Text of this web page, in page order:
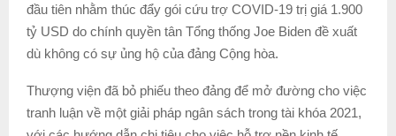
đầu tiên nhằm thúc đẩy gói cứu trợ COVID-19 trị giá 1.900
tỷ USD do chính quyền tân Tổng thống Joe Biden đề xuất
dù không có sự ủng hộ của đảng Cộng hòa.
Thượng viện đã bỏ phiếu theo đảng để mở đường cho việc
tranh luận về một giải pháp ngân sách trong tài khóa 2021,